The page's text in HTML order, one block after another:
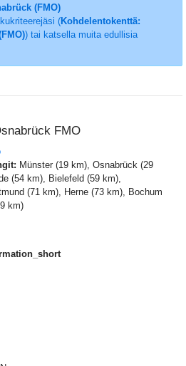
(FMO)
(Kohdelentokenttä:
) tai katsella muita edullisia
FMO
Münster (19 km), Osnabrück (29
(54 km), Bielefeld (59 km),
(71 km), Herne (73 km), Bochum
km)